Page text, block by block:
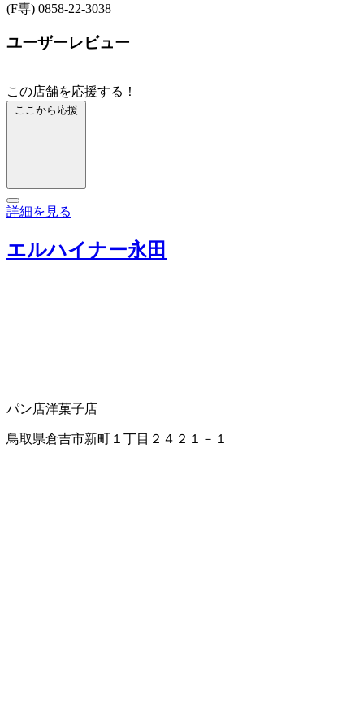
(F専) 0858-22-3038
ユーザーレビュー
この店舗を応援する！
ここから応援
詳細を見る
エルハイナー永田
パン店洋菓子店
鳥取県倉吉市新町１丁目２４２１－１